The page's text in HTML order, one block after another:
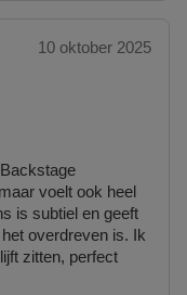
10 oktober 2025
voelt ook heel
is subtiel en geeft
overdreven is. Ik
zitten, perfect